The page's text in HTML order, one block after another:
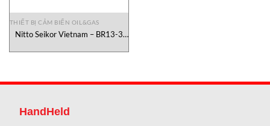
THIẾT BỊ CẢM BIẾN OIL&GAS
Nitto Seikor Vietnam – BR13-3
Seiko Vietnam
HandHeld